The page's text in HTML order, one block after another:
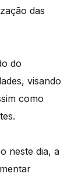
das
do
visando
como
neste dia, a